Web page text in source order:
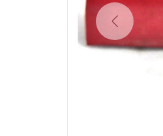
Previous